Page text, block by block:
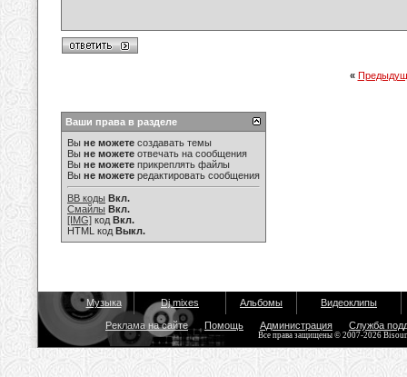
«
Ваши права в разделе
Вы не можете создавать темы
Вы не можете отвечать на сообщения
Вы не можете прикреплять файлы
Вы не можете редактировать сообщения
BB коды Вкл.
Смайлы Вкл.
[IMG] код Вкл.
HTML код Выкл.
Музыка Dj mixes Альбомы Видеоклипы
Реклама на сайте Помощь Администрация Служба
Все права защищены © 2007-2026